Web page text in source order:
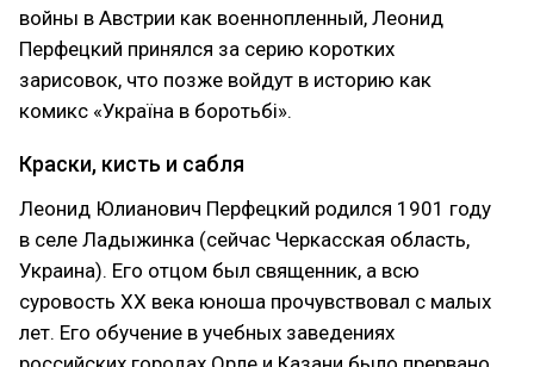
войны в Австрии как военнопленный, Леонид
Перфецкий принялся за серию коротких
зарисовок, что позже войдут в историю как
комикс «Україна в боротьбі»‎.
Краски, кисть и сабля
Леонид Юлианович Перфецкий родился 1901 году
в селе Ладыжинка (сейчас Черкасская область,
Украина). Его отцом был священник, а всю
суровость ХХ века юноша прочувствовал с малых
лет. Его обучение в учебных заведениях